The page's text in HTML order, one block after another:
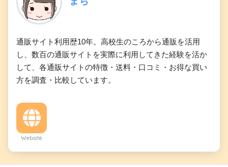
通販サイト利用歴10年。高校生のころから通販を活用
し、数百の通販サイトを実際に利用してきた経験を活か
して、各通販サイトの特徴・送料・口コミ・お得な買い
方を調査・比較しています。
Website